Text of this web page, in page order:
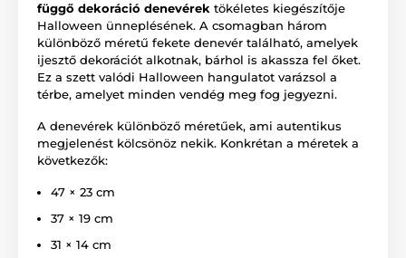
függő dekoráció denevérek tökéletes kiegészítője
Halloween ünneplésének. A csomagban három
különböző méretű fekete denevér található, amelyek
ijesztő dekorációt alkotnak, bárhol is akassza fel őket.
Ez a szett valódi Halloween hangulatot varázsol a
térbe, amelyet minden vendég meg fog jegyezni.
A denevérek különböző méretűek, ami autentikus
megjelenést kölcsönöz nekik. Konkrétan a méretek a
következők:
47 × 23 cm
37 × 19 cm
31 × 14 cm